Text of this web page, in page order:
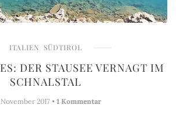
ITALIEN SÜDTIROL
DER STAUSEE VERNAGT IM
SCHNALSTAL
2017 • 1 Kommentar